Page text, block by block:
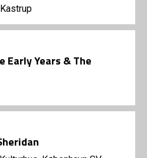
Early Years & The